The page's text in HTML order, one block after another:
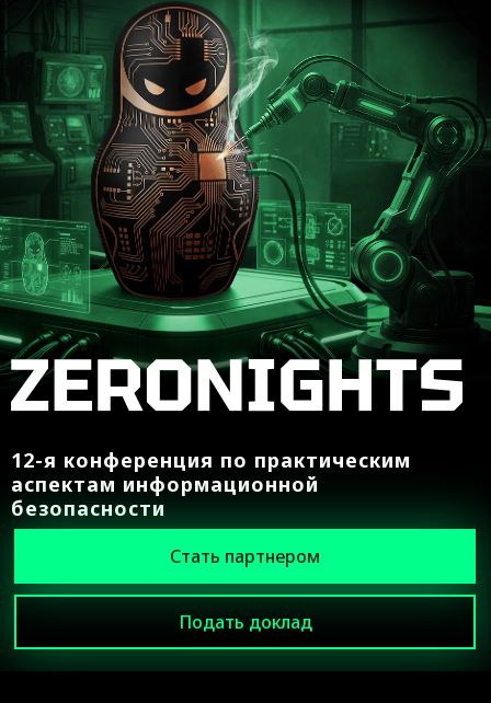
12-я конференция по практическим
аспектам информационной
безопасности
Стать партнером
Подать доклад